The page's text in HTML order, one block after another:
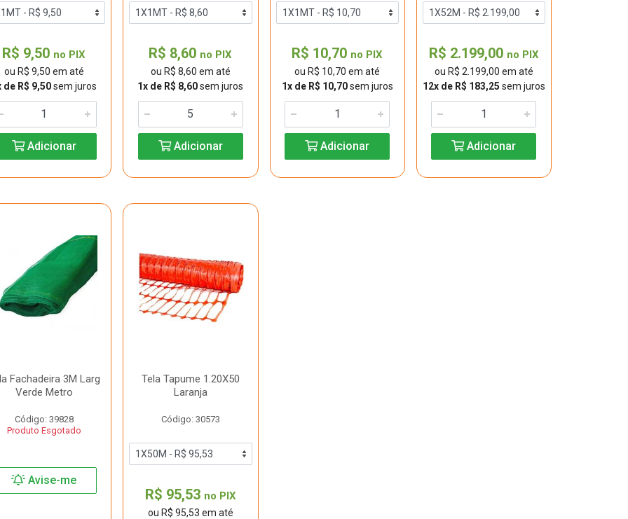
R$ 9,50 no PIX
ou R$ 9,50 em até
de R$ 9,50sem juros
Adicionar
R$ 8,60 no PIX
ou R$ 8,60 em até
1x de R$ 8,60sem juros
Adicionar
R$ 10,70 no PIX
ou R$ 10,70 em até
1x de R$ 10,70sem juros
Adicionar
R$ 2.199,00 no PIX
ou R$ 2.199,00 em até
12x de R$ 183,25 sem juros
Adicionar
Fachadeira 3M Larg
Verde Metro
Código: 39828
Produto Esgotado
Avise-me
Tela Tapume 1.20X50
Laranja
Código: 30573
R$ 95,53 no PIX
ou R$ 95,53 em até